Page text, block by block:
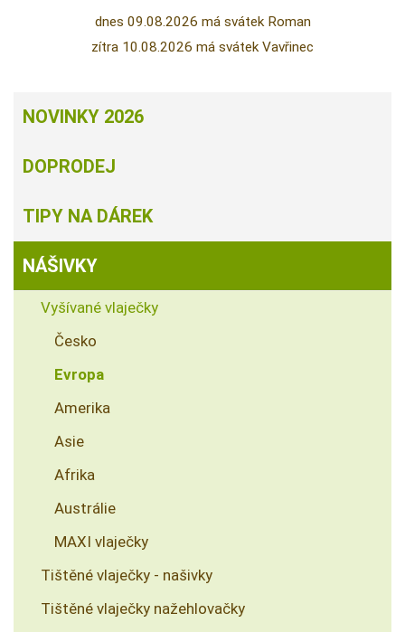
dnes 09.08.2026 má svátek Roman
zítra 10.08.2026 má svátek Vavřinec
NOVINKY 2026
DOPRODEJ
TIPY NA DÁREK
NÁŠIVKY
Vyšívané vlaječky
Česko
Evropa
Amerika
Asie
Afrika
Austrálie
MAXI vlaječky
Tištěné vlaječky - našivky
Tištěné vlaječky nažehlovačky